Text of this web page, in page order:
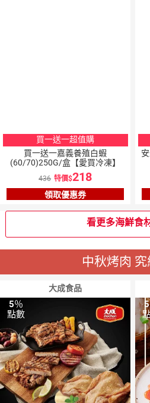
買一送一超值購
買一送一嘉義養殖白蝦
(60/70)250G/盒【愛買冷凍】
436 特價 218
領取優惠券
看更多海鮮食
中秋烤肉
大成食品
5％
點數
5